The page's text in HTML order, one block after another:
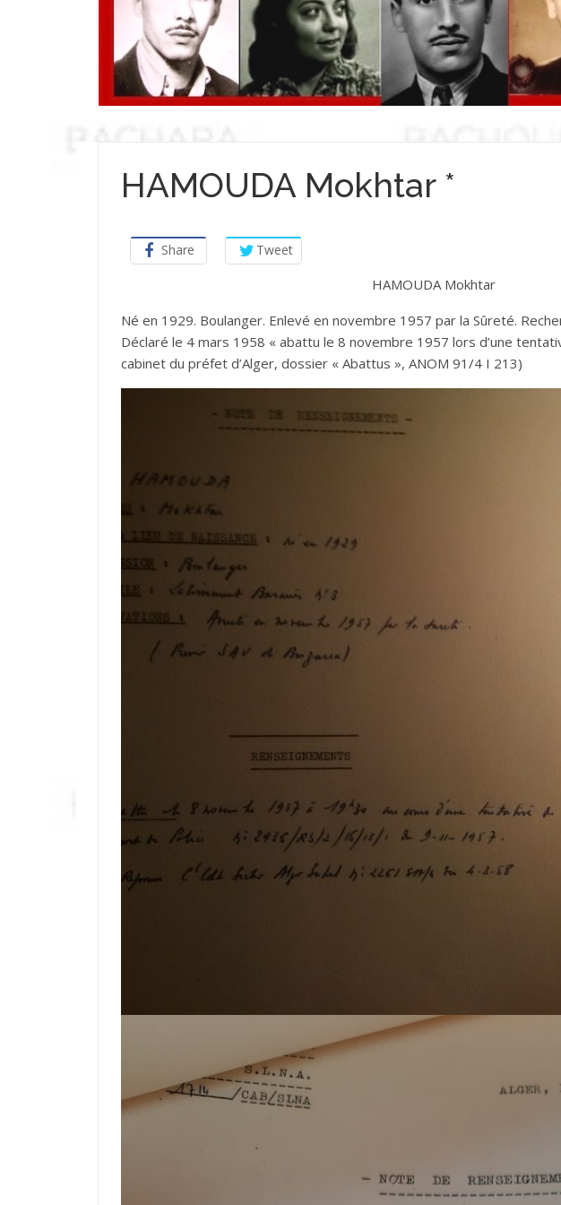
HAMOUDA Mokhtar *
Share Tweet
HAMOUDA Mokhtar
Né en 1929. Boulanger. Enlevé en novembre 1957 par la Sûreté.
Déclaré le 4 mars 1958 « abattu le 8 novembre 1957 lors d’une
cabinet du préfet d’Alger, dossier « Abattus », ANOM 91/4 I 213)